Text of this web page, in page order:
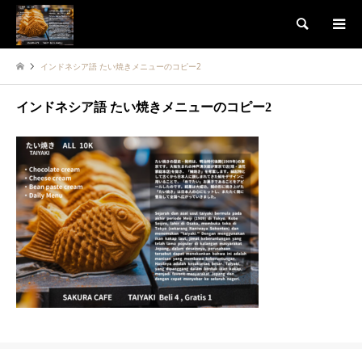
検索
インドネシア語 たい焼きメニューのコピー2
インドネシア語 たい焼きメニューのコピー2